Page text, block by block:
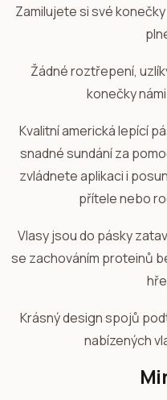
Zamilujete si své
Žádné roztřepení,
konečky
Kvalitní americká lepící
snadné sundání za
zvládnete aplikaci i
přítele nebo
Vlasy jsou do pásky
se zachováním proteinů
Krásný design spojů
nabízených